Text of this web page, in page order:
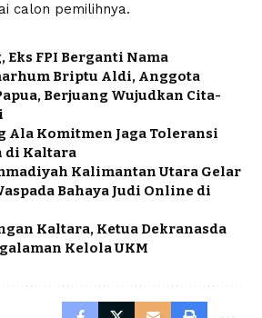
calon pemilihnya.
Eks FPI Berganti Nama
Briptu Aldi, Anggota
Berjuang Wujudkan Cita-
Komitmen Jaga Toleransi
di Kaltara
Kalimantan Utara Gelar
Bahaya Judi Online di
Kaltara, Ketua Dekranasda
Kelola UKM